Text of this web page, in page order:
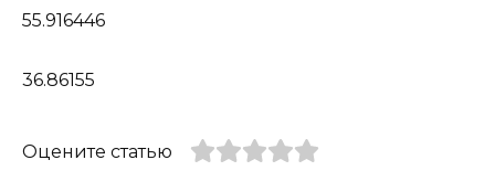
55.916446
36.86155
Оцените статью